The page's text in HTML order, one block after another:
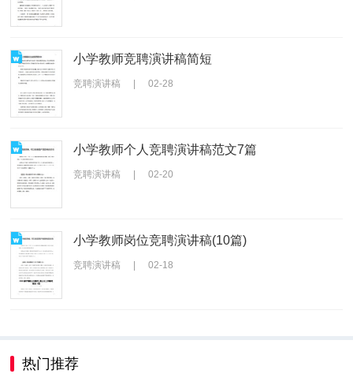
小学教师竞聘演讲稿简短
竞聘演讲稿 02-28
小学教师个人竞聘演讲稿范文7篇
竞聘演讲稿 02-20
小学教师岗位竞聘演讲稿(10篇)
竞聘演讲稿 02-18
热门推荐